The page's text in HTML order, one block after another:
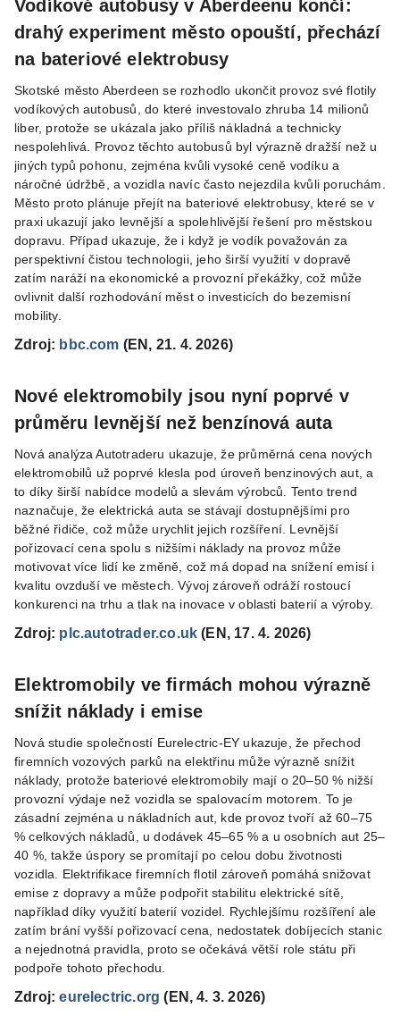
Vodíkové autobusy v Aberdeenu končí:
drahý experiment město opouští, přechází
na bateriové elektrobusy
Skotské město Aberdeen se rozhodlo ukončit provoz své flotily
vodíkových autobusů, do které investovalo zhruba 14 milionů
liber, protože se ukázala jako příliš nákladná a technicky
nespolehlivá. Provoz těchto autobusů byl výrazně dražší než u
jiných typů pohonu, zejména kvůli vysoké ceně vodíku a
náročné údržbě, a vozidla navíc často nejezdila kvůli poruchám.
Město proto plánuje přejít na bateriové elektrobusy, které se v
praxi ukazují jako levnější a spolehlivější řešení pro městskou
dopravu. Případ ukazuje, že i když je vodík považován za
perspektivní čistou technologii, jeho širší využití v dopravě
zatím naráží na ekonomické a provozní překážky, což může
ovlivnit další rozhodování měst o investicích do bezemisní
mobility.
Zdroj: bbc.com (EN, 21. 4. 2026)
Nové elektromobily jsou nyní poprvé v
průměru levnější než benzínová auta
Nová analýza Autotraderu ukazuje, že průměrná cena nových
elektromobilů už poprvé klesla pod úroveň benzinových aut, a
to díky širší nabídce modelů a slevám výrobců. Tento trend
naznačuje, že elektrická auta se stávají dostupnějšími pro
běžné řidiče, což může urychlit jejich rozšíření. Levnější
pořizovací cena spolu s nižšími náklady na provoz může
motivovat více lidí ke změně, což má dopad na snížení emisí i
kvalitu ovzduší ve městech. Vývoj zároveň odráží rostoucí
konkurenci na trhu a tlak na inovace v oblasti baterií a výroby.
Zdroj: plc.autotrader.co.uk (EN, 17. 4. 2026)
Elektromobily ve firmách mohou výrazně
snížit náklady i emise
Nová studie společností Eurelectric-EY ukazuje, že přechod
firemních vozových parků na elektřinu může výrazně snížit
náklady, protože bateriové elektromobily mají o 20–50 % nižší
provozní výdaje než vozidla se spalovacím motorem. To je
zásadní zejména u nákladních aut, kde provoz tvoří až 60–75
% celkových nákladů, u dodávek 45–65 % a u osobních aut 25–
40 %, takže úspory se promítají po celou dobu životnosti
vozidla. Elektrifikace firemních flotil zároveň pomáhá snižovat
emise z dopravy a může podpořit stabilitu elektrické sítě,
například díky využití baterií vozidel. Rychlejšímu rozšíření ale
zatím brání vyšší pořizovací cena, nedostatek dobíjecích stanic
a nejednotná pravidla, proto se očekává větší role státu při
podpoře tohoto přechodu.
Zdroj:eurelectric.org (EN, 4. 3. 2026)